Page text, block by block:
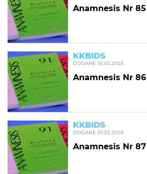
Anamnesis Nr 85
KKBIDS
DODANE 30.01.2018
Anamnesis Nr 86
KKBIDS
DODANE 30.01.2018
Anamnesis Nr 87